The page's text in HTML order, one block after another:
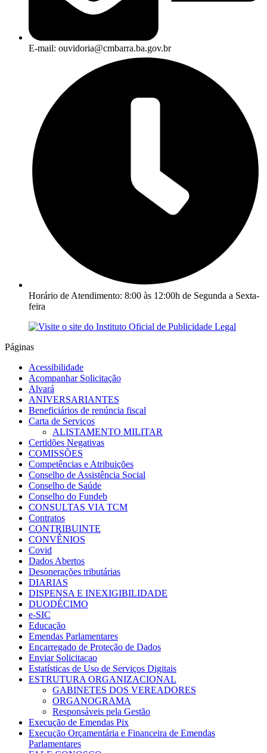
E-mail: ouvidoria@cmbarra.ba.gov.br
Horário de Atendimento: 8:00 às 12:00h de Segunda a Sexta-
feira
Páginas
Acessibilidade
Acompanhar Solicitação
Alvará
ANIVERSARIANTES
Beneficiários de renúncia fiscal
Carta de Serviços
ALISTAMENTO MILITAR
Certidões Negativas
COMISSÕES
Competências e Atribuições
Conselho de Assistência Social
Conselho de Saúde
Conselho do Fundeb
CONSULTAS VIA TCM
Contratos
CONTRIBUINTE
CONVÊNIOS
Covid
Dados Abertos
Desonerações tributárias
DIARIAS
DISPENSA E INEXIGIBILIDADE
DUODÉCIMO
e-SIC
Educação
Emendas Parlamentares
Encarregado de Proteção de Dados
Enviar Solicitacao
Estatísticas de Uso de Serviços Digitais
ESTRUTURA ORGANIZACIONAL
GABINETES DOS VEREADORES
ORGANOGRAMA
Responsáveis pela Gestão
Execução de Emendas Pix
Execução Orçamentária e Financeira de Emendas
Parlamentares